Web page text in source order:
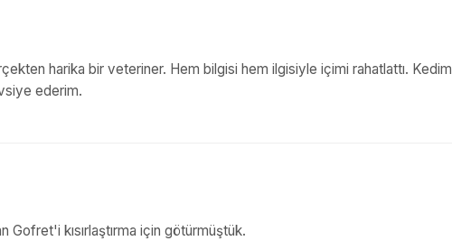
harika bir veteriner. Hem bilgisi hem ilgisiyle içimi rahatlattı.
ederim.
kısırlaştırma için götürmüştük.